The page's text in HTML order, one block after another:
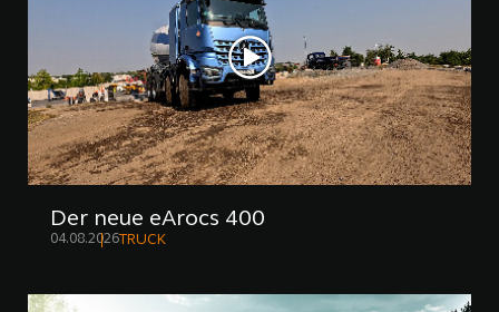
Der neue eArocs 400
04.08.2026 TRUCK